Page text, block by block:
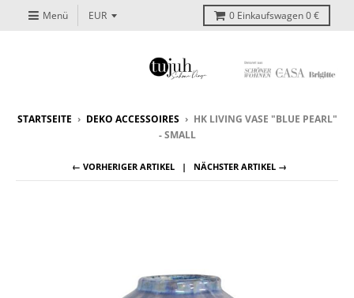
Menü 0 Einkaufswagen0 €
STARTSEITE › DEKO ACCESSOIRES › HK LIVING VASE "BLUE PEARL"
- SMALL
← VORHERIGER ARTIKEL NÄCHSTER ARTIKEL →